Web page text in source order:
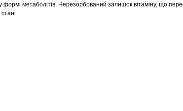
формі метаболітів. Нерезорбований залишок вітаміну, що